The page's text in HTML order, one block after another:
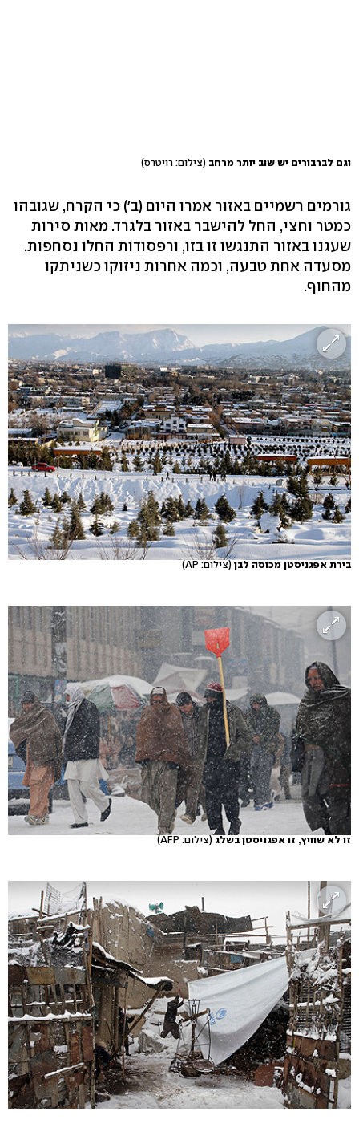
וגם לברבורים יש שוב יותר מרחב (צילום: רויטרס)
גורמים רשמיים באזור אמרו היום (ב') כי הקרח, שגובהו
כמטר וחצי, החל להישבר באזור בלגרד. מאות סירות
שעגנו באזור התנגשו זו בזו, ורפסודות החלו נסחפות.
מסעדה אחת טבעה, וכמה אחרות ניזוקו כשניתקו
מהחוף.
בירת אפגניסטן מכוסה לבן (צילום: AP)
זו לא שוויץ, זו אפגניסטן בשלג(צילום: AFP)